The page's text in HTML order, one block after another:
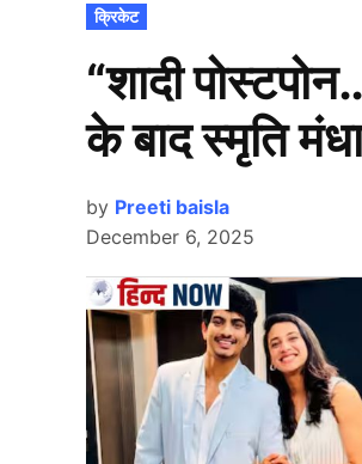
POSTED
IN
क्रिकेट
“शादी
के बाद स्मृति
by Preeti baisla
December 6, 2025